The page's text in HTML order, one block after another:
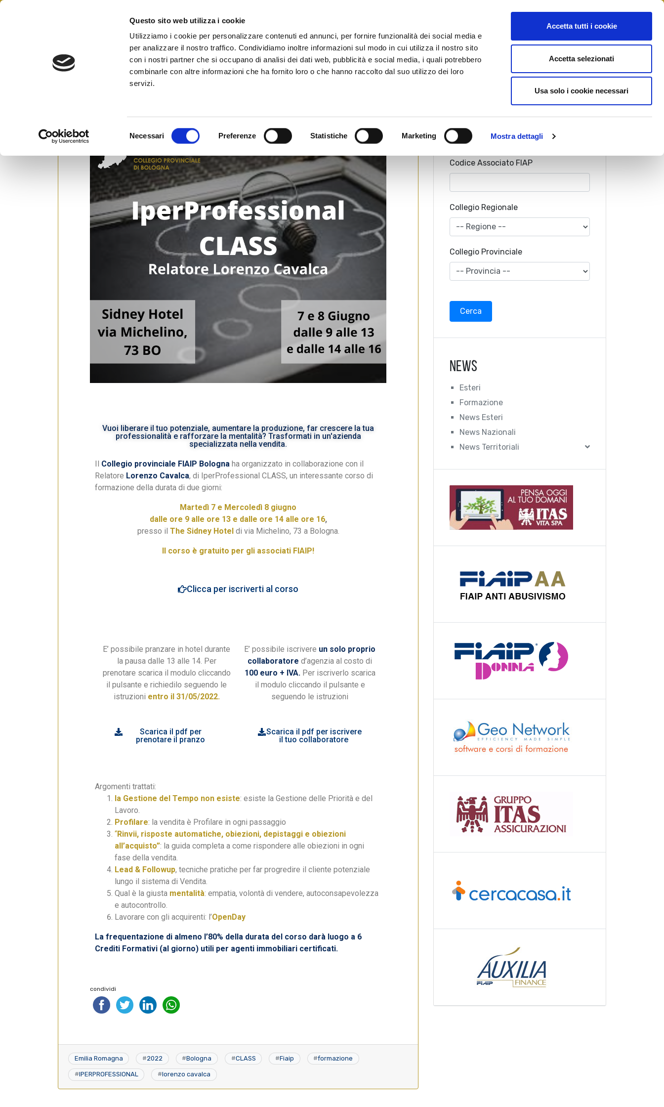
Questo sito web utilizza i cookie
Utilizziamo i cookie per personalizzare contenuti ed annunci, per fornire funzionalità dei social media e
per analizzare il nostro traffico. Condividiamo inoltre informazioni sul modo in cui utilizza il nostro sito
con i nostri partner che si occupano di analisi dei dati web, pubblicità e social media, i quali potrebbero
combinarle con altre informazioni che ha fornito loro o che hanno raccolto dal suo utilizzo dei loro
servizi.
i
o
n
e
e
n
o
Necessari Preferenze Statistiche Marketing Mostra dettagli
Accetta tutti i cookie
Accetta selezionati
Usa solo i cookie necessari
Federazione Italiana Agenti Immobiliari Professionali
A Bologna “IperProfessional CLASS” con Lorenzo
19 Maggio 2022byUfficio Stampa
Vuoi liberare il tuo potenziale, aumentare la produzione, far crescere la tua
professionalità e rafforzare la mentalità? Trasformati in un'azienda
specializzata nella vendita.
Il Collegio provinciale FIAIP Bologna ha organizzato in collaborazione con il
Relatore Lorenzo Cavalca, di IperProfessional CLASS, un interessante corso di
formazione della durata di due giorni:
Martedì 7 e Mercoledì 8 giugno
dalle ore 9 alle ore 13 e dalle ore 14 alle ore 16,
presso il The Sidney Hoteldi via Michelino, 73 a Bologna.
Il corso è gratuito per gli associati FIAIP!
Clicca per iscriverti al corso
E’ possibile pranzare in hotel durante
la pausa dalle 13 alle 14. Per
prenotare scarica il modulo cliccando
il pulsante e richiedilo seguendo le
istruzioni entro il 31/05/2022.
Scarica il pdf per
prenotare il pranzo
E’ possibile iscrivere un solo proprio
collaboratore d’agenzia al costo di
100 euro + IVA.Per iscriverlo scarica
il modulo cliccando il pulsante e
seguendo le istruzioni
Scarica il pdf per iscrivere
il tuo collaboratore
Argomenti trattati:
la Gestione del Tempo non esiste: esiste la Gestione delle Priorità e del
Lavoro.
Profilare: la vendita è Profilare in ogni passaggio
“Rinvii, risposte automatiche, obiezioni, depistaggi e obiezioni
all’acquisto”: la guida completa a come rispondere alle obiezioni in ogni
fase della vendita.
Lead & Followup, tecniche pratiche per far progredire il cliente potenziale
lungo il sistema di Vendita.
Qual è la giusta mentalità: empatia, volontà di vendere, autoconsapevolezza
e autocontrollo.
Lavorare con gli acquirenti: l’OpenDay
La frequentazione di almeno l’80% della durata del corso darà luogo a 6
Crediti Formativi (al giorno) utili per agenti immobiliari certificati.
condividi
Emilia Romagna #2022 #Bologna #CLASS #Fiaip #formazione
#IPERPROFESSIONAL #lorenzo cavalca
Cognome Associato
Nome Associato
Codice Associato FIAP
Collegio Regionale
Collegio Provinciale
News
Esteri
Formazione
News Esteri
News Nazionali
News Territoriali